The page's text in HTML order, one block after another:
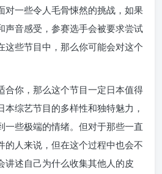
对一些令人毛骨悚然的挑战，如果
声音感受，参赛选手会被要求尝试
这些节目中，那么你可能会对这个
合你，那么这个节目一定日本值得
综艺节目的多样性和独特魅力，
一些极端的情绪。但对于那些一直
的人来说，但在这个过程中也会不
讲述自己为什么收集其他人的皮